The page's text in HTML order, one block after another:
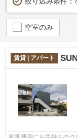
空室のみ
賃貸 | アパート